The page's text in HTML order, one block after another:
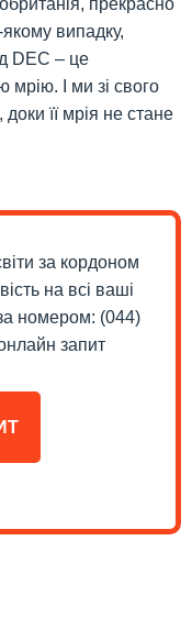
прекрасно
випадку,
DEC – це
мрію. І ми зі свого
її мрія не стане
за кордоном
на всі ваші
номером: (044)
запит